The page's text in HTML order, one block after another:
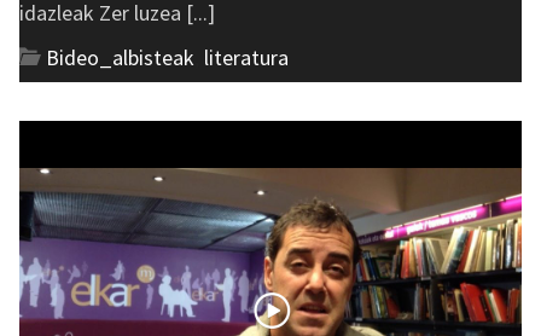
idazleak Zer luzea [...]
Bideo_albisteak literatura